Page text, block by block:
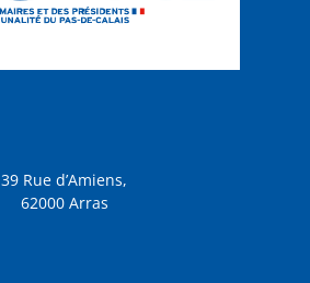
39 Rue d’Amiens,
62000 Arras